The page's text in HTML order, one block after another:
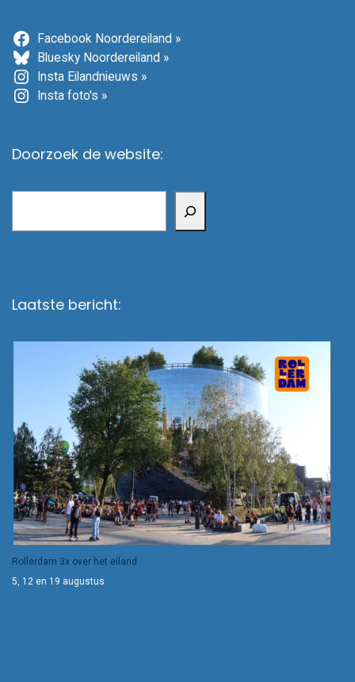
Facebook Noordereiland »
Bluesky Noordereiland »
Insta Eilandnieuws »
Insta foto's »
Doorzoek de website:
Laatste bericht:
Rollerdam 3x over het eiland
5, 12 en 19 augustus